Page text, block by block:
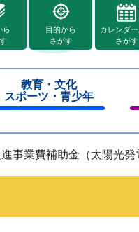
ら
目的から
さがす
カレンダ
さがす
教育・文化
スポーツ・青少年
事業費補助金（太陽光発